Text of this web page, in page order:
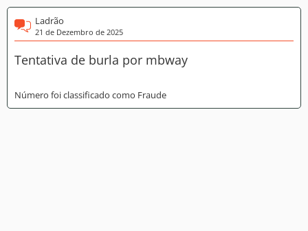
Ladrão
21 de Dezembro de 2025
Tentativa de burla por mbway
Número foi classificado como Fraude